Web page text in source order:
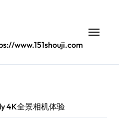
www.151shouji.com
4K全景相机体验